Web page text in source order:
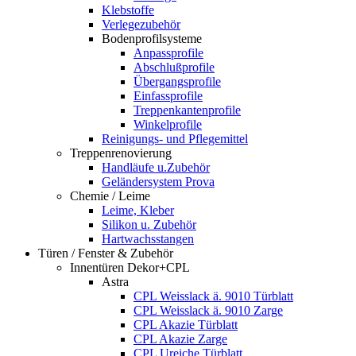
Klebstoffe
Verlegezubehör
Bodenprofilsysteme
Anpassprofile
Abschlußprofile
Übergangsprofile
Einfassprofile
Treppenkantenprofile
Winkelprofile
Reinigungs- und Pflegemittel
Treppenrenovierung
Handläufe u.Zubehör
Geländersystem Prova
Chemie / Leime
Leime, Kleber
Silikon u. Zubehör
Hartwachsstangen
Türen / Fenster & Zubehör
Innentüren Dekor+CPL
Astra
CPL Weisslack ä. 9010 Türblatt
CPL Weisslack ä. 9010 Zarge
CPL Akazie Türblatt
CPL Akazie Zarge